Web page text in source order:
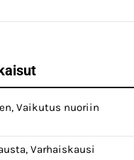
Vaikutus nuoriin
Varhaiskausi